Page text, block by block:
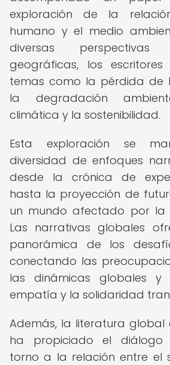
exploración de la
humano y el medio
diversas
geográficas, los
temas como la pérdida de
la degradación
climática y la sostenibilidad.
Esta exploración se
diversidad de enfoques
desde la crónica de
hasta la proyección de
un mundo afectado por la
Las narrativas globales
panorámica de los
conectando las
las dinámicas globales y
empatía y la solidaridad
Además, la literatura global
ha propiciado el diálogo
torno a la relación entre el